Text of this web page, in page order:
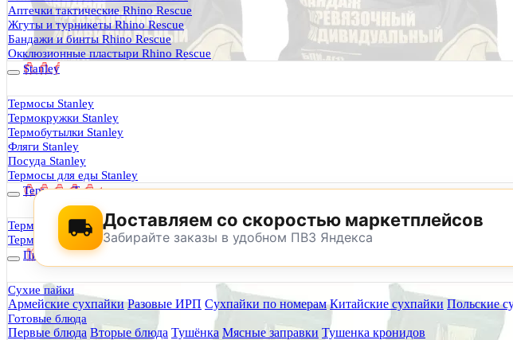
Аптечки тактические Rhino Rescue
Жгуты и турникеты Rhino Rescue
Бандажи и бинты Rhino Rescue
Окклюзионные пластыри Rhino Rescue
Stanley
Термосы Stanley
Термокружки Stanley
Термобутылки Stanley
Фляги Stanley
Посуда Stanley
Термосы для еды Stanley
Термосы Tyeso
Термокружки Tyeso
Термобутылки Tyeso
Питание
Сухие пайки
Армейские сухпайки Разовые ИРП Сухпайки по номерам Китайские сухпайки Польские
Готовые блюда
Первые блюда Вторые блюда Тушёнка Мясные заправки Тушенка кронидов
Термосы Stanley
Фильтры для воды
Оплата и доставка
Гарантия и возврат
Оптовикам
Контакты
Будь Готов.
0
8
Доставляем со скоростью маркетплейсов
Забирайте заказы в удобном ПВЗ Яндекса
По техническим причинам магазин не будет работать на
Заранее корректируйте дату и время посещения магазина.